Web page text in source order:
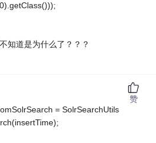
知道是为什么了？？？
= SolrSearchUtils
赞